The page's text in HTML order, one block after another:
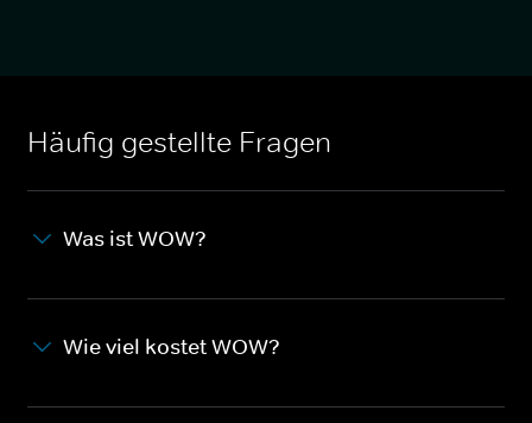
Häufig gestellte Fragen
Was ist WOW?
Wie viel kostet WOW?